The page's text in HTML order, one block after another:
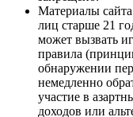
Материалы
лиц старше 21
может вызвать
правила
обнаружении
немедленно
участие в
доходов или